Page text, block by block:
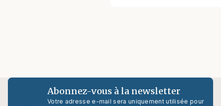
Abonnez-vous à la newsletter
Votre adresse e-mail sera uniquement utilisée pour